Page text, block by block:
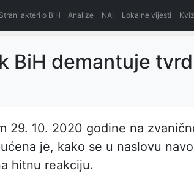
Strani akteri o BiH Analize NAI Lokalne vijesti Kviz
BiH demantuje
29. 10. 2020 godine na
je, kako se u naslovu
hitnu reakciju.